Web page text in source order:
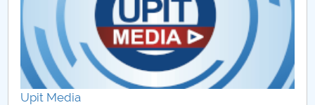
Program consultații
Planificarea sesiunilor de examinare
Upit Media